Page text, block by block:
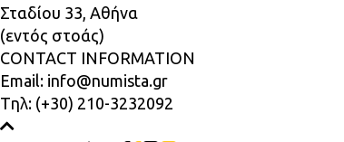
Σταδίου 33, Αθήνα
(εντός στοάς)
CONTACT INFORMATION
Email: info@numista.gr
Tηλ: (+30) 210-3232092